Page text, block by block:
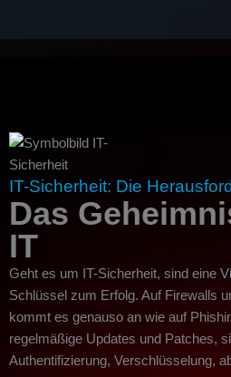
IT-Sicherheit: Die
Das
IT
Geht es um IT-Sicherheit, sind eine
Schlüssel zum Erfolg. Auf Firewalls
kommt es genauso an wie auf
regelmäßige Updates und Patches,
Authentifizierung, Verschlüsselung,